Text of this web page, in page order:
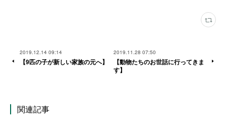
2019.12.14 09:14
【9匹の子が新しい家族の元へ】
2019.11.28 07:50
【動物たちのお世話に行ってきま
す】
関連記事